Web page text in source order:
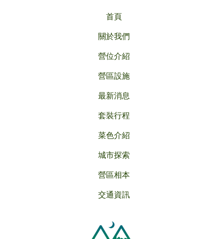
首頁
關於我們
營位介紹
營區設施
最新消息
套裝行程
菜色介紹
城市探索
營區相本
交通資訊